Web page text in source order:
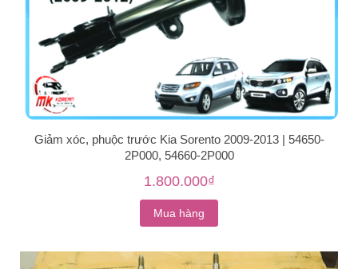
Giảm xóc, phuộc trước Kia Sorento 2009-2013 | 54650-
2P000, 54660-2P000
1.800.000₫
Mua hàng